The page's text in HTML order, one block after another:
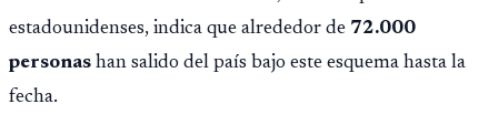
estadounidenses, indica que alrededor de 72.000
personas han salido del país bajo este esquema hasta la
fecha.